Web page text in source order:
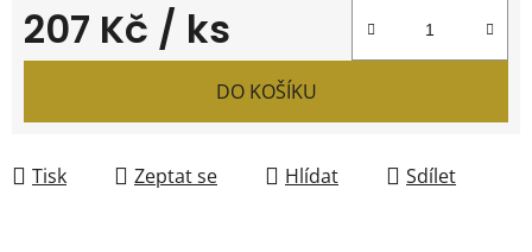
207 Kč / ks
Měrná cena:
DO KOŠÍKU
Tisk Zeptat se Hlídat Sdílet